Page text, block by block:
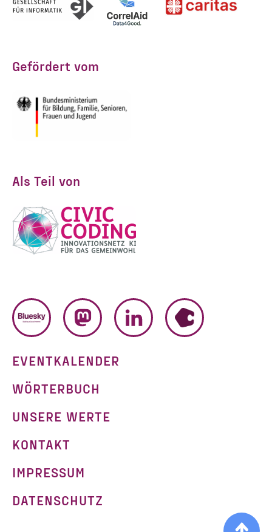
g
Gefördert vom
Als Teil von
BLUESKYMASTODONLINKEDINHUMHUB
EVENTKALENDER
WÖRTERBUCH
UNSERE WERTE
KONTAKT
IMPRESSUM
DATENSCHUTZ